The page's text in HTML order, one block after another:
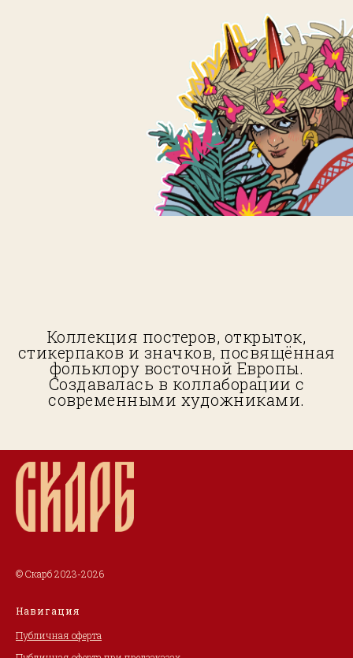
Коллекция постеров, открыток,
стикерпаков и значков, посвящённая
фольклору восточной Европы.
Создавалась в коллаборации с
современными художниками.
© Скарб 2023-2026
Навигация
Публичная оферта